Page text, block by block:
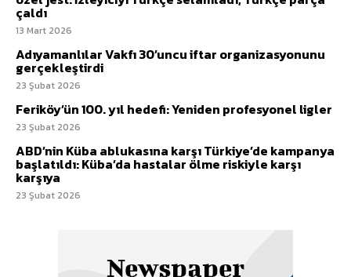
çaldı
13 Mart 2026
Adıyamanlılar Vakfı 30’uncu iftar organizasyonunu
gerçekleştirdi
23 Şubat 2026
Feriköy’ün 100. yıl hedefi: Yeniden profesyonel ligler
23 Şubat 2026
ABD’nin Küba ablukasına karşı Türkiye’de kampanya
başlatıldı: Küba’da hastalar ölme riskiyle karşı
karşıya
23 Şubat 2026